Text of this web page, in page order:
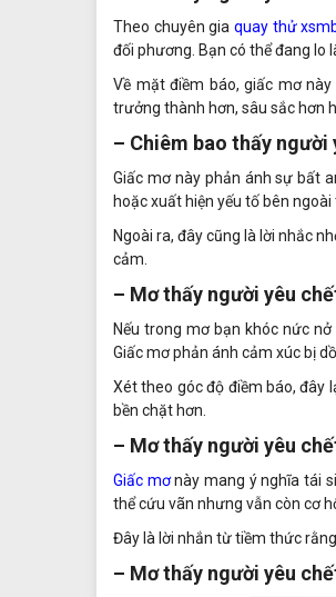
Theo chuyên giaquay thử
đối phương. Bạn có thể đang lo
Về mặt điềm báo, giấc mơ
trưởng thành hơn, sâu sắc hơn
– Chiêm bao thấy người
Giấc mơ này phản ánh sự bất
hoặc xuất hiện yếu tố bên
Ngoài ra, đây cũng là lời nhắc
cảm.
– Mơ thấy người yêu
Nếu trong mơ bạn khóc nức
Giấc mơ phản ánh cảm xúc bị
Xét theo góc độ điềm báo, đây
bền chặt hơn.
– Mơ thấy người yêu
Giấc mơnày mang ý nghĩa tái
thể cứu vãn nhưng vẫn còn cơ
Đây là lời nhắn từ tiềm thức
– Mơ thấy người yêu